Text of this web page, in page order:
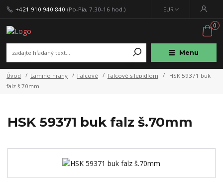
Menu
EUR
+421 910 940 840 (Po-Pia, 7.30-16 hod.)
0
Úvod Lamino hrany Falcové Falcové s lepidlom
HSK 59371 buk
falz š.70mm
HSK 59371 buk falz š.70mm